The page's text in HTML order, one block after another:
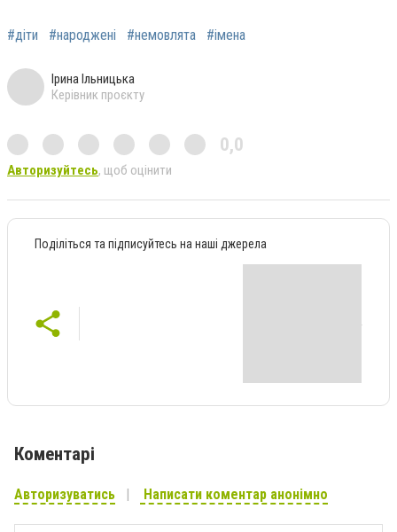
#діти #народжені #немовлята #імена
Ірина Ільницька
Керівник проєкту
0,0
Авторизуйтесь, щоб оцінити
Поділіться та підписуйтесь на наші джерела
Коментарі
Авторизуватись Написати коментар анонімно